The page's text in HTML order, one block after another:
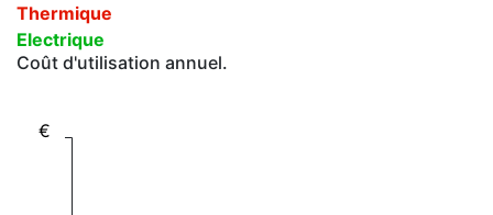
Thermique
Electrique
Coût d'utilisation annuel.
€